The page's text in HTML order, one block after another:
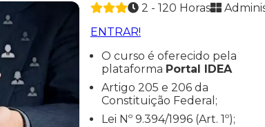
2 - 120 Horas
ENTRAR!
O curso é oferecido pela
plataforma Portal IDEA
Artigo 205 e 206 da
Constituição Federal;
Lei Nº 9.394/1996 (Art. 1º);